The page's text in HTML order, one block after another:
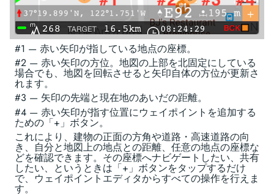
#1 — 赤い矢印が指している地点の座標。
#2 — 赤い矢印の方位。地図の上部を北固定にしている
場合でも、地図を回転させると矢印自体の方位が更新さ
れます。
#3 — 矢印の先端と現在地のあいだの距離。
#4 — 赤い矢印が指す位置にウェイポイントを追加する
ための「+」ボタン。
これにより、建物の正面の方角や道路・高速道路の向
き、自分と地図上の地点との距離、任意の地点の座標な
どを確認できます。その座標へナビゲートしたい、共有
したい、というときは「+」ボタンをタップするだけ
で、ウェイポイントエディタからすべての操作を行えま
す。